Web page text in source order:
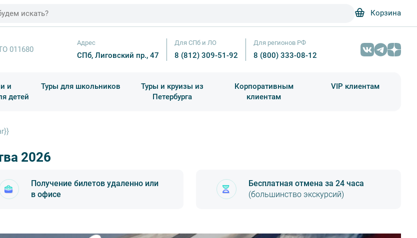
Корзина
011680
Адрес
СПб, Лиговский пр., 47
Для СПб и ЛО
8 (812) 309-51-92
Для регионов РФ
8 (800) 333-08-12
и
детей
Туры для школьников
Туры и круизы из
Петербурга
Корпоративным
клиентам
VIP клиентам
2026
Получение билетов удаленно или
в офисе
Бесплатная отмена за 24 часа
(большинство экскурсий)